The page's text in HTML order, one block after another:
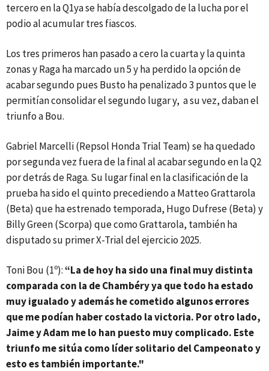
tercero en la Q1ya se había descolgado de la lucha por el
podio al acumular tres fiascos.
Los tres primeros han pasado a cero la cuarta y la quinta
zonas y Raga ha marcado un 5 y ha perdido la opción de
acabar segundo pues Busto ha penalizado 3 puntos que le
permitían consolidar el segundo lugar y, a su vez, daban el
triunfo a Bou.
Gabriel Marcelli (Repsol Honda Trial Team) se ha quedado
por segunda vez fuera de la final al acabar segundo en la Q2
por detrás de Raga. Su lugar final en la clasificación de la
prueba ha sido el quinto precediendo a Matteo Grattarola
(Beta) que ha estrenado temporada, Hugo Dufrese (Beta) y
Billy Green (Scorpa) que como Grattarola, también ha
disputado su primer X-Trial del ejercicio 2025.
Toni Bou (1º):“La de hoy ha sido una final muy distinta
comparada con la de Chambéry ya que todo ha estado
muy igualado y además he cometido algunos errores
que me podían haber costado la victoria. Por otro lado,
Jaime y Adam me lo han puesto muy complicado. Este
triunfo me sitúa como líder solitario del Campeonato y
esto es también importante."